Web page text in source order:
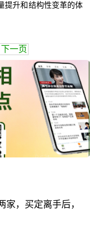
提升和结构性变革的体
下一页
家，买定离手后，